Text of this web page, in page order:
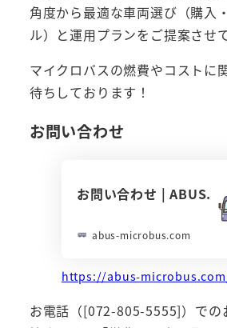
角度から最適な車両選び（購入
ル）と運用プランをご提案させ
マイクロバスの燃費やコストに
待ちしております！
お問い合わせ
お問い合わせ | ABUS.
abus-microbus.com
https://abus-
お電話（[072-805-5555]）での